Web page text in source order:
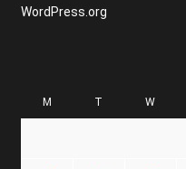
WordPress.org
M T W